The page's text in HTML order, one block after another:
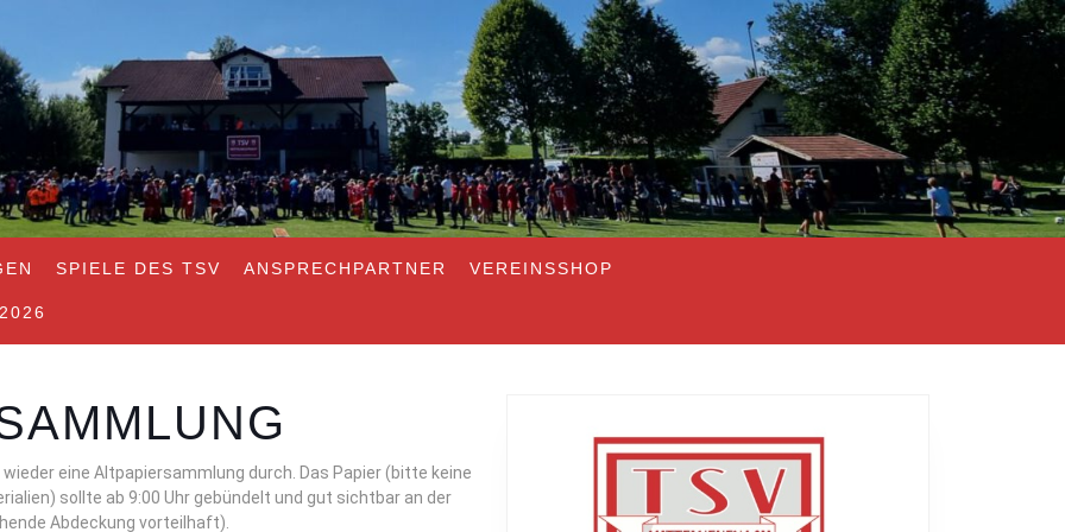
SPIELE DES TSV ANSPRECHPARTNER VEREINSSHOP
eine Altpapiersammlung durch. Das Papier (bitte keine
sollte ab 9:00 Uhr gebündelt und gut sichtbar an der
Abdeckung vorteilhaft).